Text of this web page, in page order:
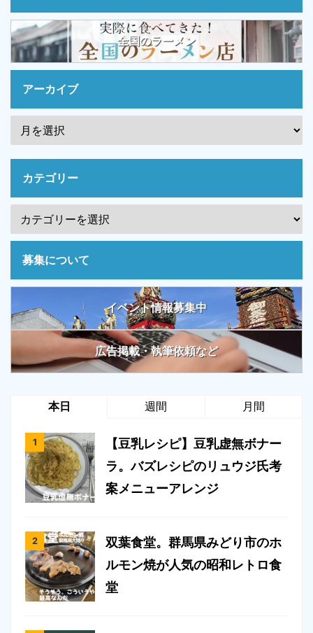
全国のラーメン
アーカイブ
カテゴリー
募集について
イベント情報募集中
広告掲載・執筆依頼など
本日 週間 月間
【豆乳レシピ】豆乳虚無ボナー
ラ。バズレシピのリュウジ氏考
案メニューアレンジ
双葉食堂。群馬県みどり市のホ
ルモン焼が人気の昭和レトロ食
堂